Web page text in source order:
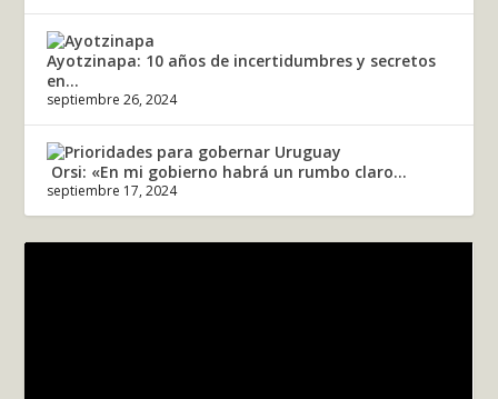
Ayotzinapa: 10 años de incertidumbres y secretos
en...
septiembre 26, 2024
Orsi: «En mi gobierno habrá un rumbo claro...
septiembre 17, 2024